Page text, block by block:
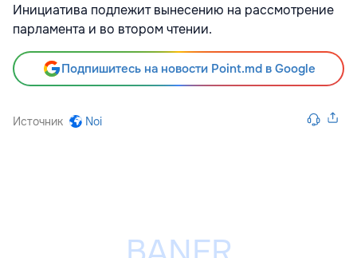
Инициатива подлежит вынесению на рассмотрение
парламента и во втором чтении.
Подпишитесь на новости Point.md в Google
Источник Noi